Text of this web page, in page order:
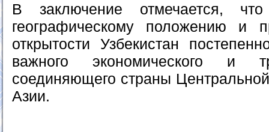
В заключение отмечается,
географическому положению и
открытости Узбекистан
важного экономического и
соединяющего страны
Азии.